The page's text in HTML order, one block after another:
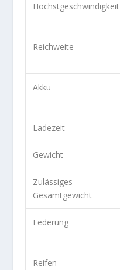
Höchstgeschwindigkeit
Reichweite
Akku
Ladezeit
Gewicht
Zulässiges
Gesamtgewicht
Federung
Reifen